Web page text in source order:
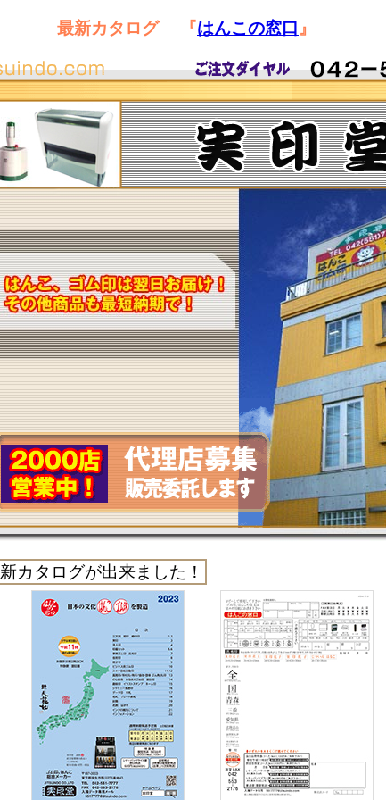
最新カタログ 『はんこの窓口 』
新カタログが出来ました！